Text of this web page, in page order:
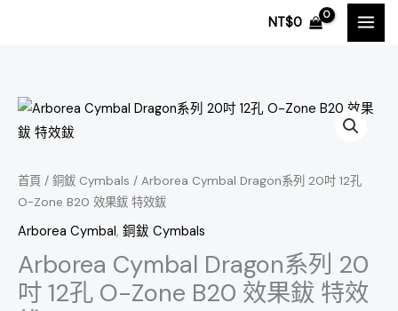
NT$0
首頁 / 銅鈸 Cymbals / Arborea Cymbal Dragon系列 20吋 12孔
O-Zone B20 效果鈸 特效鈸
Arborea Cymbal, 銅鈸 Cymbals
Arborea Cymbal Dragon系列 20
吋 12孔 O-Zone B20 效果鈸 特效
Arborea
Cymbal
系
列
20
吋
12
孔